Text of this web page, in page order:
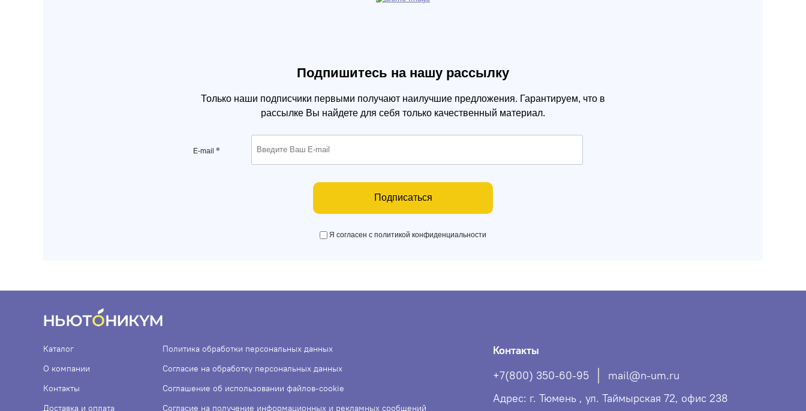
Подпишитесь на нашу рассылку
Только наши подписчики первыми получают наилучшие предложения. Гарантируем, что в
рассылке Вы найдете для себя только качественный материал.
E-mail *
Подписаться
Я согласен с политикой конфиденциальности
Каталог
О компании
Контакты
Доставка и оплата
Политика обработки персональных данных
Согласие на обработку персональных данных
Соглашение об использовании файлов-cookie
Согласие на получение информационных и рекламных сообщений
Контакты
+7(800) 350-60-95
mail@n-um.ru
Адрес: г. Тюмень , ул. Таймырская 72, офис 238